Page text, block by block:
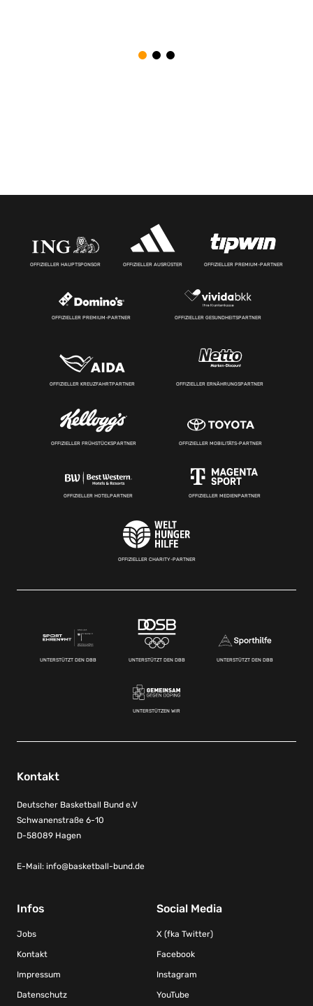
OFFIZIELLER HAUPTSPONSOR OFFIZIELLER AUSRÜSTER OFFIZIELLER PREMIUM-PARTNER
OFFIZIELLER PREMIUM-PARTNER OFFIZIELLER GESUNDHEITSPARTNER
OFFIZIELLER KREUZFAHRTPARTNER OFFIZIELLER ERNÄHRUNGSPARTNER
OFFIZIELLER FRÜHSTÜCKSPARTNER OFFIZIELLER MOBILITÄTS-PARTNER
OFFIZIELLER HOTELPARTNER OFFIZIELLER MEDIENPARTNER
OFFIZIELLER CHARITY-PARTNER
UNTERSTÜTZT DEN DBB UNTERSTÜTZT DEN DBB UNTERSTÜTZT DEN DBB
UNTERSTÜTZEN WIR
Kontakt
Deutscher Basketball Bund e.V
Schwanenstraße 6-10
D-58089 Hagen
E-Mail: info@basketball-bund.de
Infos
Jobs
Kontakt
Impressum
Datenschutz
Social Media
X (fka Twitter)
Facebook
Instagram
YouTube